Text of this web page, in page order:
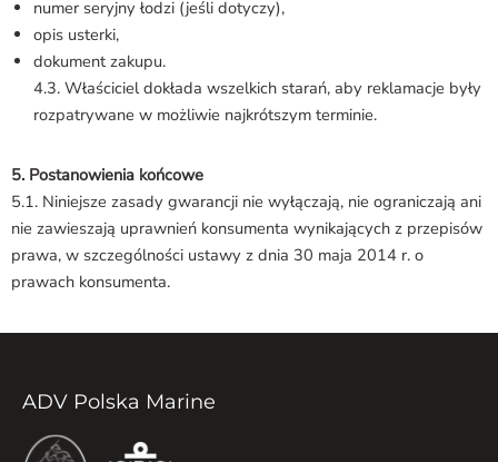
numer seryjny łodzi (jeśli dotyczy),
opis usterki,
dokument zakupu.
4.3. Właściciel dokłada wszelkich starań, aby reklamacje były
rozpatrywane w możliwie najkrótszym terminie.
5. Postanowienia końcowe
5.1. Niniejsze zasady gwarancji nie wyłączają, nie ograniczają ani
nie zawieszają uprawnień konsumenta wynikających z przepisów
prawa, w szczególności ustawy z dnia 30 maja 2014 r. o
prawach konsumenta.
ADV Polska Marine